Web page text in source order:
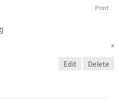
Print
»
Edit
Delete